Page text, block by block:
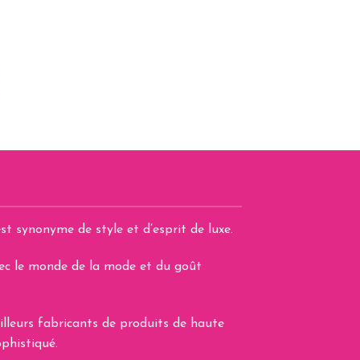
synonyme de style et d’esprit de luxe.
le monde de la mode et du goût
fabricants de produits de haute